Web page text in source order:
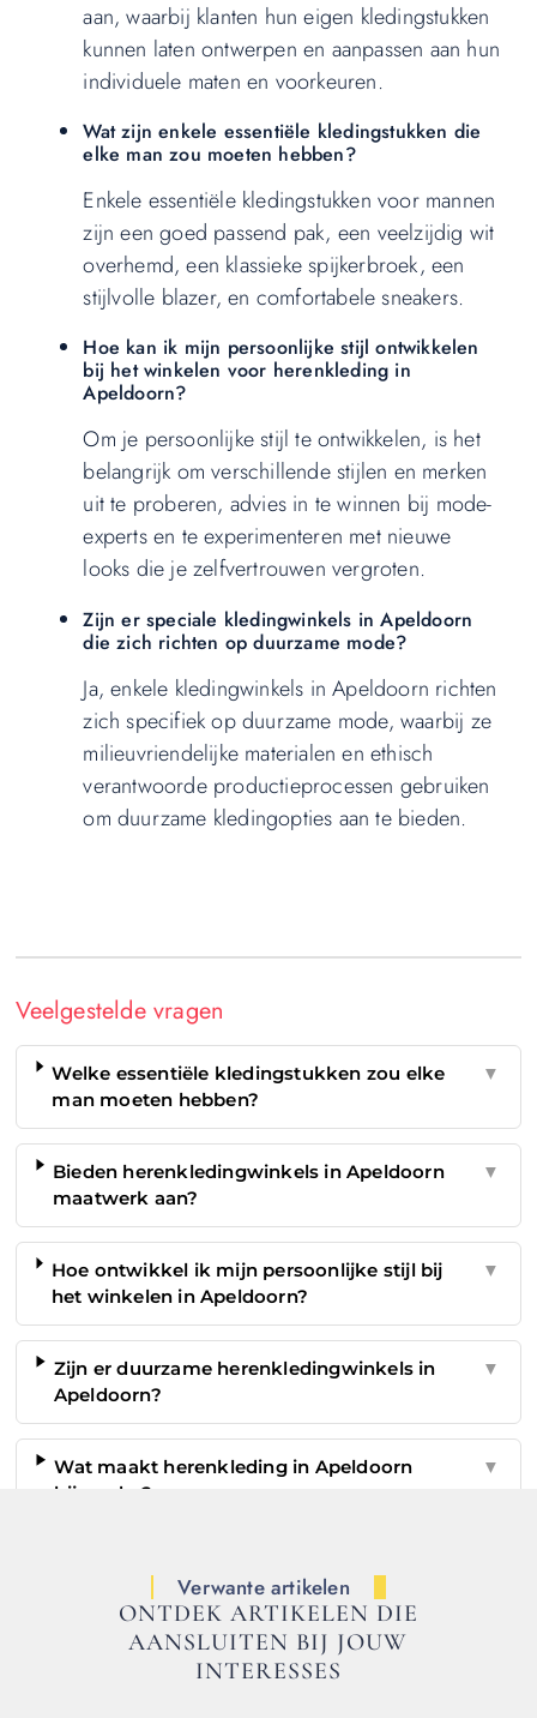
aan, waarbij klanten hun eigen kledingstukken
kunnen laten ontwerpen en aanpassen aan hun
individuele maten en voorkeuren.
Wat zijn enkele essentiële kledingstukken die
elke man zou moeten hebben?
Enkele essentiële kledingstukken voor mannen
zijn een goed passend pak, een veelzijdig wit
overhemd, een klassieke spijkerbroek, een
stijlvolle blazer, en comfortabele sneakers.
Hoe kan ik mijn persoonlijke stijl ontwikkelen
bij het winkelen voor herenkleding in
Apeldoorn?
Om je persoonlijke stijl te ontwikkelen, is het
belangrijk om verschillende stijlen en merken
uit te proberen, advies in te winnen bij mode-
experts en te experimenteren met nieuwe
looks die je zelfvertrouwen vergroten.
Zijn er speciale kledingwinkels in Apeldoorn
die zich richten op duurzame mode?
Ja, enkele kledingwinkels in Apeldoorn richten
zich specifiek op duurzame mode, waarbij ze
milieuvriendelijke materialen en ethisch
verantwoorde productieprocessen gebruiken
om duurzame kledingopties aan te bieden.
Veelgestelde vragen
Welke essentiële kledingstukken zou elke
man moeten hebben?
▼
Bieden herenkledingwinkels in Apeldoorn
maatwerk aan?
▼
Hoe ontwikkel ik mijn persoonlijke stijl bij
het winkelen in Apeldoorn?
▼
Zijn er duurzame herenkledingwinkels in
Apeldoorn?
▼
Wat maakt herenkleding in Apeldoorn
bijzonder?
▼
Verwante artikelen
ONTDEK ARTIKELEN DIE
AANSLUITEN BIJ JOUW
INTERESSES